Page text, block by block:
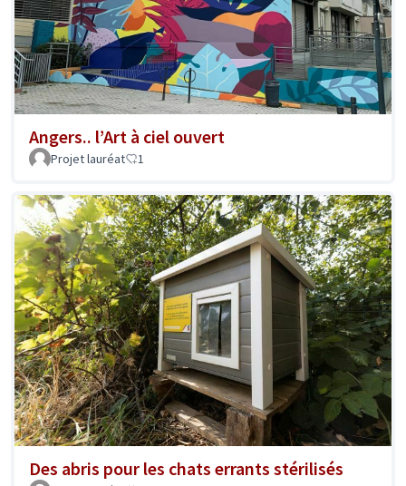
Angers.. l’Art à ciel ouvert
Projet lauréat 1
Des abris pour les chats errants stérilisés